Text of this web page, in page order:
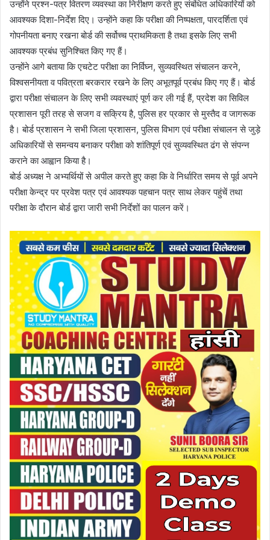
उन्होंने प्रश्न-पत्र वितरण व्यवस्था का निरीक्षण करते हुए संबंधित अधिकारियों को
आवश्यक दिशा-निर्देश दिए। उन्होंने कहा कि परीक्षा की निष्पक्षता, पारदर्शिता एवं
गोपनीयता बनाए रखना बोर्ड की सर्वोच्च प्राथमिकता है तथा इसके लिए सभी
आवश्यक प्रबंध सुनिश्चित किए गए हैं।
उन्होंने आगे बताया कि एचटेट परीक्षा का निर्विघ्न, सुव्यवस्थित संचालन करने,
विश्वसनीयता व पवित्रता बरकरार रखने के लिए अभूतपूर्व प्रबंध किए गए हैं। बोर्ड
द्वारा परीक्षा संचालन के लिए सभी व्यवस्थाएं पूर्ण कर ली गई हैं, प्रदेश का सिविल
प्रशासन पूरी तरह से सजग व सक्रिय है, पुलिस हर प्रकार से मुस्तैद व जागरूक
है। बोर्ड प्रशासन ने सभी जिला प्रशासन, पुलिस विभाग एवं परीक्षा संचालन से जुड़े
अधिकारियों से समन्वय बनाकर परीक्षा को शांतिपूर्ण एवं सुव्यवस्थित ढंग से संपन्न
कराने का आह्वान किया है।
बोर्ड अध्यक्ष ने अभ्यर्थियों से अपील करते हुए कहा कि वे निर्धारित समय से पूर्व अपने
परीक्षा केन्द्र पर प्रवेश पत्र एवं आवश्यक पहचान पत्र साथ लेकर पहुंचें तथा
परीक्षा के दौरान बोर्ड द्वारा जारी सभी निर्देशों का पालन करें।